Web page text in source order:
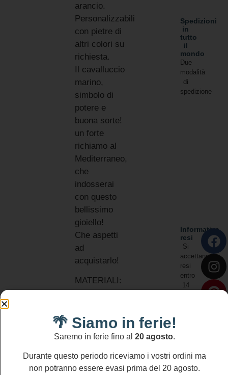
arancio.
Personalizzabili
con pietre di
altri colori su
richiesta.
Il cavalluccio
marino,
simbolo di
potere e
buona sorte!
un forte
richiamo al
Mediterraneo,
che
indosserai
con questo
bellissimo
gioiello!
Che aspetti
ad
acquistarlo!
MATERIALI:
fiume
Corniola
DIMENSIONI
Lunghezza
Spedizioni
in
tutto
il
mondo
Due
modalità
di
spedizione
Informativa
resi
Si
accettano
resi
entro
14
🌴 Siamo in ferie!
Saremo in ferie fino al 20 agosto.
Durante questo periodo riceviamo i vostri ordini ma
non potranno essere evasi prima del 20 agosto.